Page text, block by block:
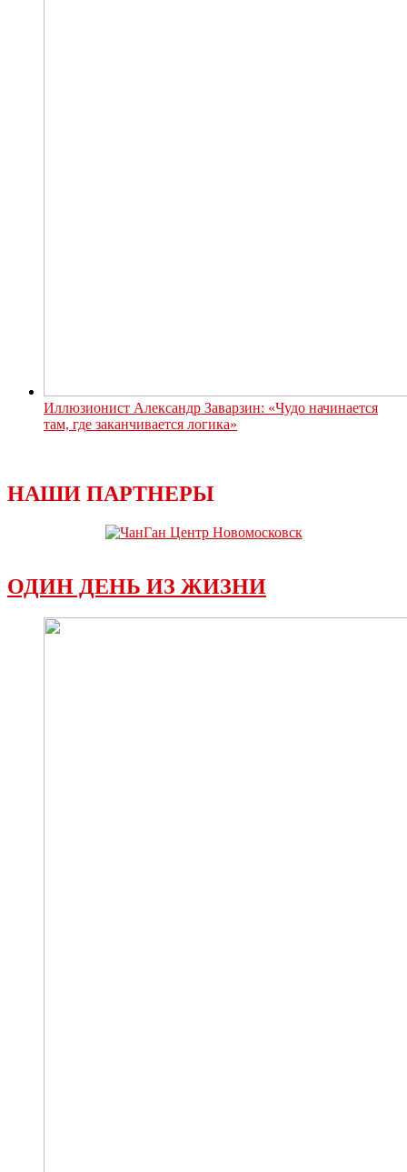
Иллюзионист Александр Заварзин: «Чудо начинается
там, где заканчивается логика»
НАШИ ПАРТНЕРЫ
ОДИН ДЕНЬ ИЗ ЖИЗНИ